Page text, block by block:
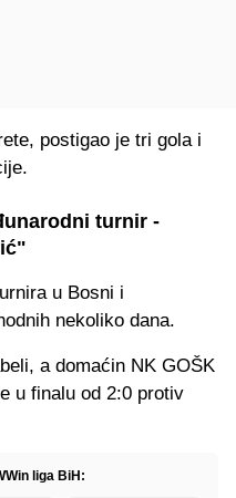
postigao je tri gola i
turnir -
u Bosni i
nekoliko dana.
a domaćin NK GOŠK
u finalu od 2:0 protiv
liga BiH: